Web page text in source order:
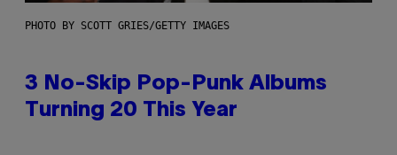
PHOTO BY SCOTT GRIES/GETTY IMAGES
3 No-Skip Pop-Punk Albums
Turning 20 This Year